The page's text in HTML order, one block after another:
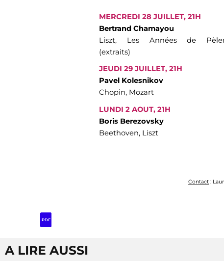
MERCREDI 28 JUILLET, 21H
Bertrand Chamayou
Liszt, Les Années de
(extraits)
JEUDI 29 JUILLET, 21H
Pavel Kolesnikov
Chopin, Mozart
LUNDI 2 AOUT, 21H
Boris Berezovsky
Beethoven, Liszt
Contact :
PDF
A LIRE AUSSI